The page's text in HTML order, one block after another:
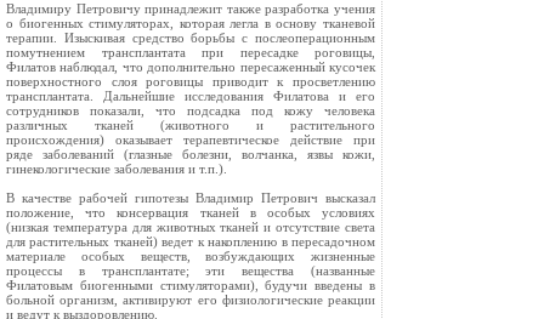
Владимиру Петровичу принадлежит также разработка учения
о биогенных стимуляторах, которая легла в основу тканевой
терапии. Изыскивая средство борьбы с послеоперационным
помутнением трансплантата при пересадке роговицы,
Филатов наблюдал, что дополнительно пересаженный кусочек
поверхностного слоя роговицы приводит к просветлению
трансплантата. Дальнейшие исследования Филатова и его
сотрудников показали, что подсадка под кожу человека
различных тканей (животного и растительного
происхождения) оказывает терапевтическое действие при
ряде заболеваний (глазные болезни, волчанка, язвы кожи,
гинекологические заболевания и т.п.).
В качестве рабочей гипотезы Владимир Петрович высказал
положение, что консервация тканей в особых условиях
(низкая температура для животных тканей и отсутствие света
для растительных тканей) ведет к накоплению в пересадочном
материале особых веществ, возбуждающих жизненные
процессы в трансплантате; эти вещества (названные
Филатовым биогенными стимуляторами), будучи введены в
больной организм, активируют его физиологические реакции
и ведут к выздоровлению.